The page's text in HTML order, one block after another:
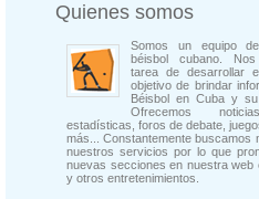
Quienes somos
Somos un equipo
béisbol cubano.
tarea de desarrollar
objetivo de brindar
Béisbol en Cuba y su
Ofrecemos
estadísticas, foros de debate,
más... Constantemente buscamos
nuestros servicios por lo que
nuevas secciones en nuestra web
y otros entretenimientos.